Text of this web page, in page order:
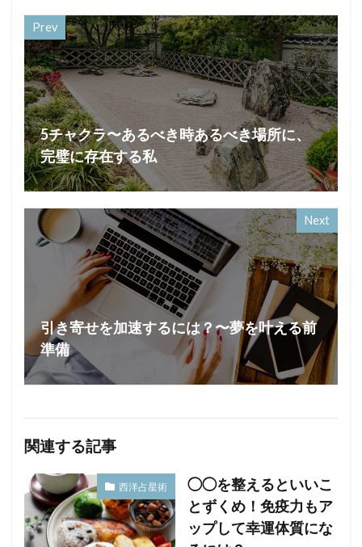
Prev
5チャクラ〜あるべき時あるべき場所に、
完璧に存在する私
Next
引き寄せを加速するには？〜夢を叶える前
準備
関連する記事
西洋占星術
◯◯を整えるといいこ
とずくめ！免疫力もア
ップして幸運体質にな